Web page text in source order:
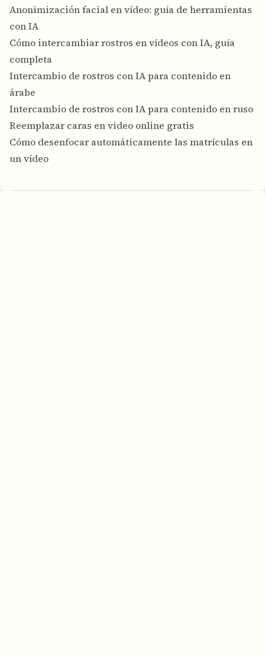
Anonimización facial en vídeo: guía de herramientas
con IA
Cómo intercambiar rostros en vídeos con IA, guía
completa
Intercambio de rostros con IA para contenido en
árabe
Intercambio de rostros con IA para contenido en ruso
Reemplazar caras en video online gratis
Cómo desenfocar automáticamente las matrículas en
un vídeo